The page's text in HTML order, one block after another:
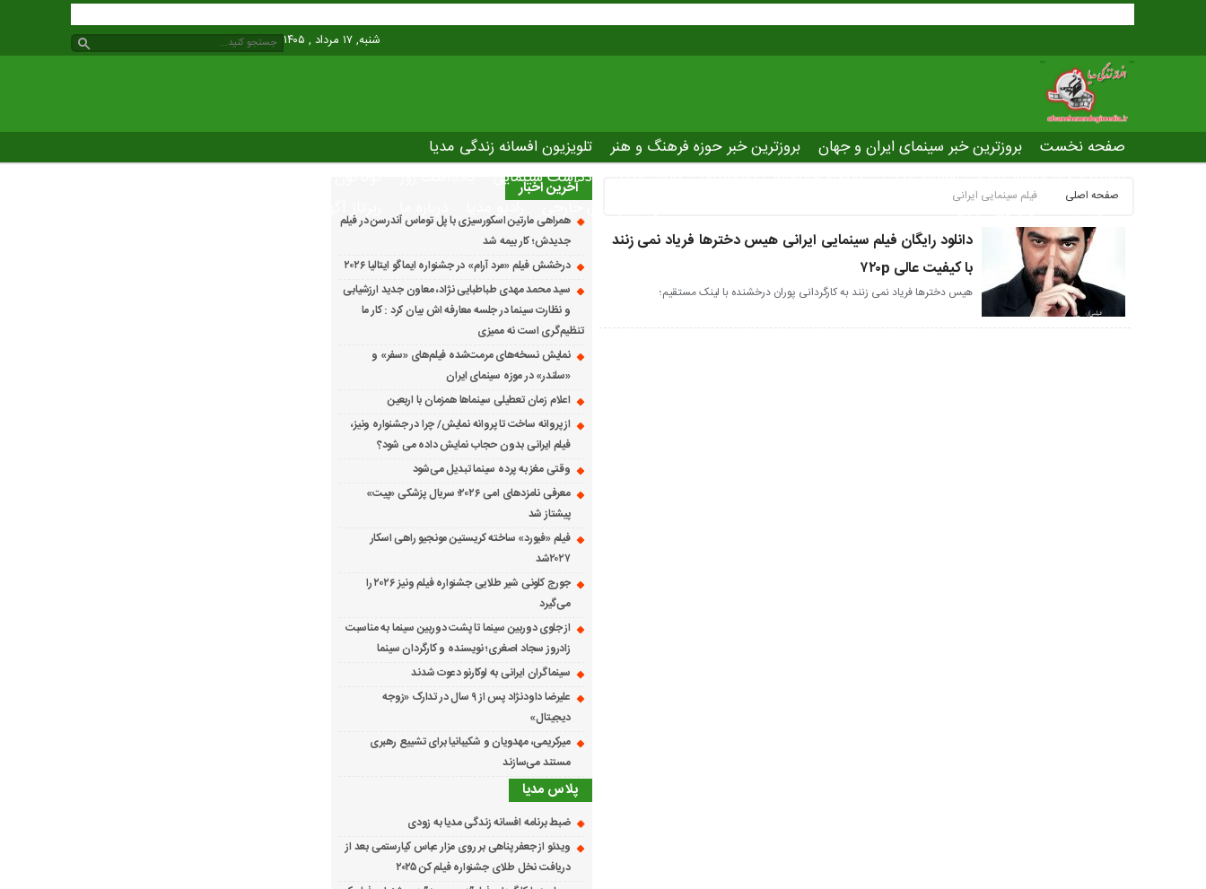
شنبه, ۱۷ مرداد , ۱۴۰۵
صفحه نخست بروزترین خبر سینمای ایران و جهان بروزترین خبر حوزه فرهنگ و هنر
تلویزیون افسانه زندگی مدیا
یادداشت سینمایی
عصر جدید
تلویزیون شهری دانلود فیلم های خارجی رادیو مدیا درباره ما رپرتاژ آگهی صفحه اصلی فیلم سینمایی ایرانی
دانلود رایگان فیلم سینمایی ایرانی هیس دخترها فریاد نمی زنند
با کیفیت عالی ۷۲۰p
هیس دخترها فریاد نمی زنند به کارگردانی پوران درخشنده با لینک مستقیم؛
آخرین اخبار
همراهی مارتین اسکورسیزی با پل توماس ٱندرسن در فیلم
جدیدش؛ کار بیمه شد
درخشش فیلم «مرد آرام» در جشنواره ایماگو ایتالیا ۲۰۲۶
سید محمد مهدی طباطبایی نژاد، معاون جدید ارزشیابی
و نظارت سینما در جلسه معارفه اش بیان کرد : کار ما
تنظیم‌گری است نه ممیزی
نمایش نسخه‌های مرمت‌شده فیلم‌های «سفر» و
«سلندر» در موزه سینمای ایران
اعلام زمان تعطیلی سینماها همزمان با اربعین
از پروانه ساخت تا پروانه نمایش/ چرا در جشنواره ونیز،
فیلم ایرانی بدون حجاب نمایش داده می شود؟
وقتی مغز به پرده سینما تبدیل می‌شود
معرفی نامزدهای امی ۲۰۲۶؛ سریال پزشکی «پیت»
پیشتاز شد
فیلم «فیورد» ساخته کریستین مونجیو راهی اسکار
۲۰۲۷شد
جورج کلونی شیر طلایی جشنواره فیلم ونیز ۲۰۲۶ را
می‌گیرد
از جلوی دوربین سینما تا پشت دوربین سینما به مناسبت
زادروز سجاد اصغری؛ نویسنده و کارگردان سینما
سینماگران ایرانی به لوکارنو دعوت شدند
علیرضا داودنژاد پس از ۹ سال در تدارک «زوجه
دیجیتال»
میرکریمی، مهدویان و شکیبانیا برای تشییع رهبری
مستند می‌سازند
پلاس مدیا
ضبط برنامه افسانه زندگی مدیا به زودی
ویدئو از جعفر پناهی بر روی مزار عباس کیارستمی بعد از
دریافت نخل طلای جشنواره فیلم کن ۲۰۲۵